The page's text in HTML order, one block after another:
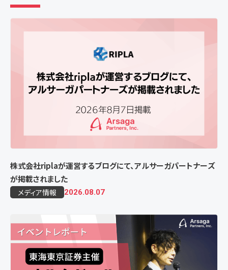
株式会社riplaが運営するブログにて、アルサーガパートナーズ
が掲載されました
メディア情報 2026.08.07